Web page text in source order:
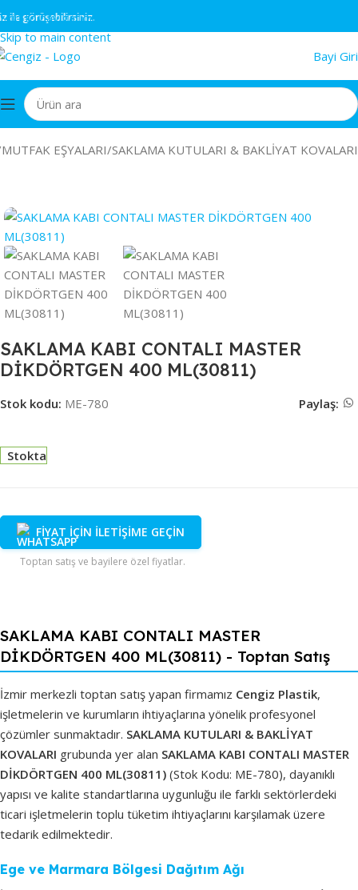
Skip to navigation
Skip to main content
görüşebilirsiniz.
Bayi
MUTFAK EŞYALARI/SAKLAMA KUTULARI & BAKLİYAT KOVALARI
SAKLAMA KABI CONTALI MASTER
DİKDÖRTGEN 400 ML(30811)
Stok kodu: ME-780 Paylaş:
Stokta
FİYAT İÇİN İLETİŞİME GEÇİN
Toptan satış ve bayilere özel fiyatlar.
SAKLAMA KABI CONTALI MASTER
DİKDÖRTGEN 400 ML(30811) - Toptan Satış
İzmir merkezli toptan satış yapan firmamız Cengiz Plastik,
işletmelerin ve kurumların ihtiyaçlarına yönelik profesyonel
çözümler sunmaktadır. SAKLAMA KUTULARI & BAKLİYAT
KOVALARI grubunda yer alan SAKLAMA KABI CONTALI MASTER
DİKDÖRTGEN 400 ML(30811) (Stok Kodu: ME-780), dayanıklı
yapısı ve kalite standartlarına uygunluğu ile farklı sektörlerdeki
ticari işletmelerin toplu tüketim ihtiyaçlarını karşılamak üzere
tedarik edilmektedir.
Ege ve Marmara Bölgesi Dağıtım Ağı